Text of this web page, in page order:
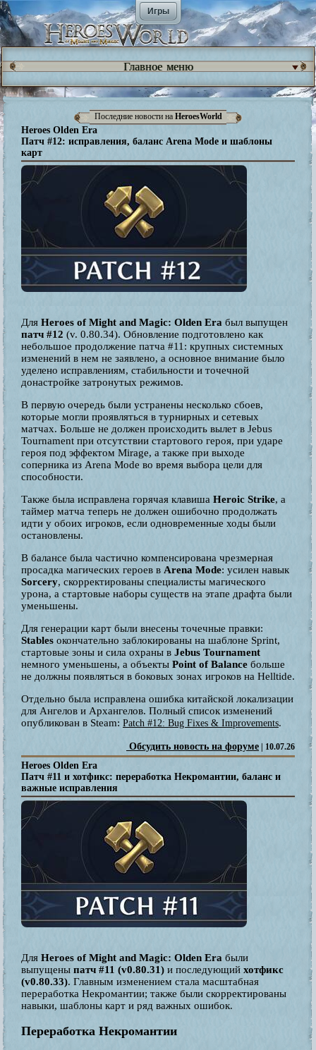
Игры
Главное меню
Последние новости на HeroesWorld
Heroes Olden Era
Патч #12: исправления, баланс Arena Mode и шаблоны
карт
Для Heroes of Might and Magic: Olden Era был выпущен
патч #12 (v. 0.80.34). Обновление подготовлено как
небольшое продолжение патча #11: крупных системных
изменений в нем не заявлено, а основное внимание было
уделено исправлениям, стабильности и точечной
донастройке затронутых режимов.
В первую очередь были устранены несколько сбоев,
которые могли проявляться в турнирных и сетевых
матчах. Больше не должен происходить вылет в Jebus
Tournament при отсутствии стартового героя, при ударе
героя под эффектом Mirage, а также при выходе
соперника из Arena Mode во время выбора цели для
способности.
Также была исправлена горячая клавиша Heroic Strike, а
таймер матча теперь не должен ошибочно продолжать
идти у обоих игроков, если одновременные ходы были
остановлены.
В балансе была частично компенсирована чрезмерная
просадка магических героев в Arena Mode: усилен навык
Sorcery, скорректированы специалисты магического
урона, а стартовые наборы существ на этапе драфта были
уменьшены.
Для генерации карт были внесены точечные правки:
Stables окончательно заблокированы на шаблоне Sprint,
стартовые зоны и сила охраны в Jebus Tournament
немного уменьшены, а объекты Point of Balance больше
не должны появляться в боковых зонах игроков на Helltide.
Отдельно была исправлена ошибка китайской локализации
для Ангелов и Архангелов. Полный список изменений
опубликован в Steam: Patch #12: Bug Fixes & Improvements.
Обсудить новость на форуме | 10.07.26
Heroes Olden Era
Патч #11 и хотфикс: переработка Некромантии, баланс и
важные исправления
Для Heroes of Might and Magic: Olden Era были
выпущены патч #11 (v0.80.31) и последующий хотфикс
(v0.80.33). Главным изменением стала масштабная
переработка Некромантии; также были скорректированы
навыки, шаблоны карт и ряд важных ошибок.
Переработка Некромантии